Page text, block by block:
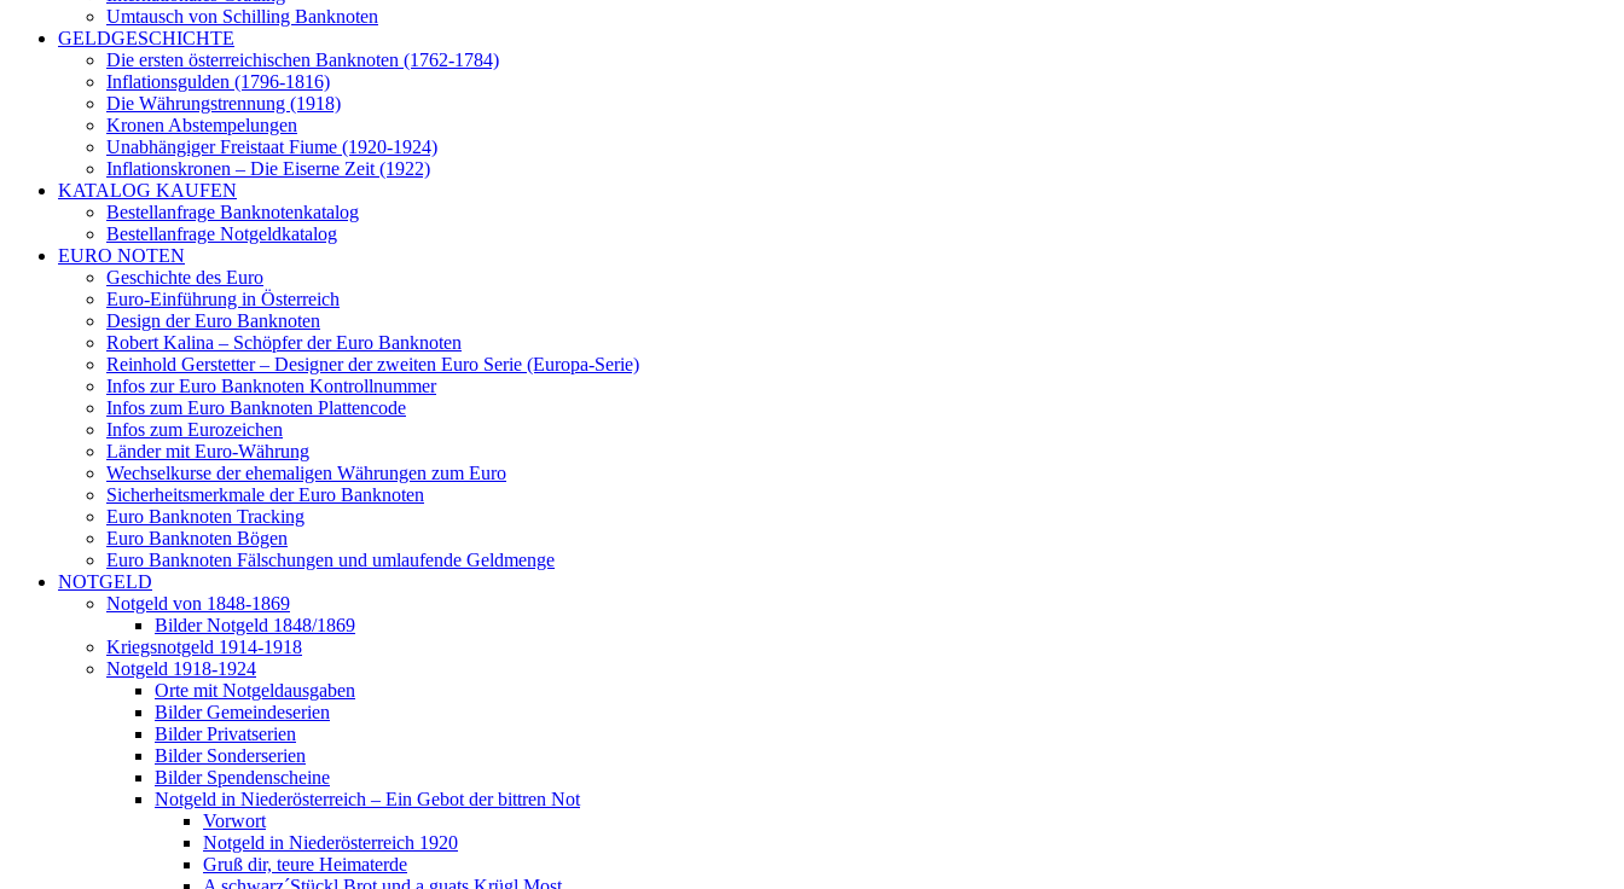
Umtausch von Schilling Banknoten
GELDGESCHICHTE
Die ersten österreichischen Banknoten (1762-1784)
Inflationsgulden (1796-1816)
Die Währungstrennung (1918)
Kronen Abstempelungen
Unabhängiger Freistaat Fiume (1920-1924)
Inflationskronen – Die Eiserne Zeit (1922)
KATALOG KAUFEN
Bestellanfrage Banknotenkatalog
Bestellanfrage Notgeldkatalog
EURO NOTEN
Geschichte des Euro
Euro-Einführung in Österreich
Design der Euro Banknoten
Robert Kalina – Schöpfer der Euro Banknoten
Reinhold Gerstetter – Designer der zweiten Euro Serie (Europa-Serie)
Infos zur Euro Banknoten Kontrollnummer
Infos zum Euro Banknoten Plattencode
Infos zum Eurozeichen
Länder mit Euro-Währung
Wechselkurse der ehemaligen Währungen zum Euro
Sicherheitsmerkmale der Euro Banknoten
Euro Banknoten Tracking
Euro Banknoten Bögen
Euro Banknoten Fälschungen und umlaufende Geldmenge
NOTGELD
Notgeld von 1848-1869
Bilder Notgeld 1848/1869
Kriegsnotgeld 1914-1918
Notgeld 1918-1924
Orte mit Notgeldausgaben
Bilder Gemeindeserien
Bilder Privatserien
Bilder Sonderserien
Bilder Spendenscheine
Notgeld in Niederösterreich – Ein Gebot der bittren Not
Vorwort
Notgeld in Niederösterreich 1920
Gruß dir, teure Heimaterde